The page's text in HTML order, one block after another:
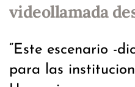
videollamada
“Este escenario -
para las